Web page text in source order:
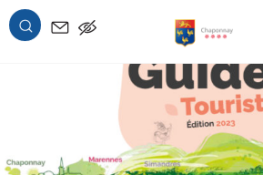
OK
Archives de tags : ccpo